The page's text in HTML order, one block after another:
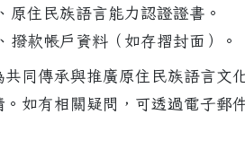
原住民族語言能力認證證書。
撥款帳戶資料（如存摺封面）。
共同傳承與推廣原住民族語言文
。如有相關疑問，可透過電子